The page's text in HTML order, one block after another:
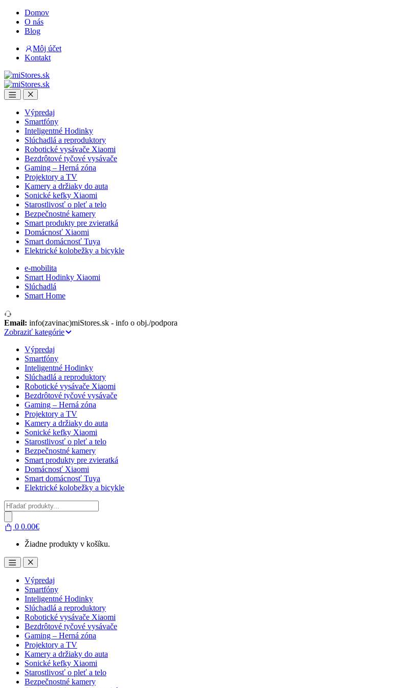
Skip
navigation
Skip
content
Domov
O nás
Blog
Môj účet
Kontakt
Open Close
Výpredaj
Smartfóny
Inteligentné Hodinky
Slúchadlá a reproduktory
Robotické vysávače Xiaomi
Bezdrôtové tyčové vysávače
Gaming – Herná zóna
Projektory a TV
Kamery a držiaky do auta
Sonické kefky Xiaomi
Starostlivosť o pleť a telo
Bezpečnostné kamery
Smart produkty pre zvieratká
Domácnosť Xiaomi
Smart domácnosť Tuya
Elektrické kolobežky a bicykle
e-mobilita
Smart Hodinky Xiaomi
Slúchadlá
Smart Home
Email: info(zavinac)miStores.sk - info o obj./podpora
Zobraziť kategórie
Výpredaj
Smartfóny
Inteligentné Hodinky
Slúchadlá a reproduktory
Robotické vysávače Xiaomi
Bezdrôtové tyčové vysávače
Gaming – Herná zóna
Projektory a TV
Kamery a držiaky do auta
Sonické kefky Xiaomi
Starostlivosť o pleť a telo
Bezpečnostné kamery
Smart produkty pre zvieratká
Domácnosť Xiaomi
Smart domácnosť Tuya
Elektrické kolobežky a bicykle
Products
search
0 0.00€
Žiadne produkty v košíku.
Open Close
Výpredaj
Smartfóny
Inteligentné Hodinky
Slúchadlá a reproduktory
Robotické vysávače Xiaomi
Bezdrôtové tyčové vysávače
Gaming – Herná zóna
Projektory a TV
Kamery a držiaky do auta
Sonické kefky Xiaomi
Starostlivosť o pleť a telo
Bezpečnostné kamery